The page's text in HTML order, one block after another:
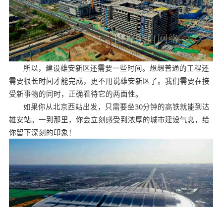
所以，建设雄安新区还需要一些时间。想想普通的工程还
需要很长时间才能完成，更不用说雄安新区了。我们需要在接
受新事物的同时，正确看待它的两面性。
如果你从北京西站出发，只需要坐30分钟的高铁就能到达
雄安站。一到那里，你会立刻感受到浓厚的城市建设气息，给
你留下深刻的印象！